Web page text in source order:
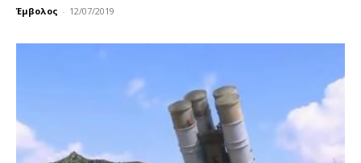
Έμβολος - 12/07/2019